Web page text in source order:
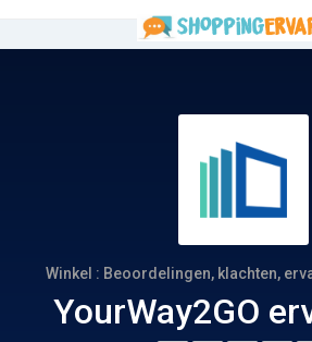
Winkel : Beoordelingen, klachten,
YourWay2GO